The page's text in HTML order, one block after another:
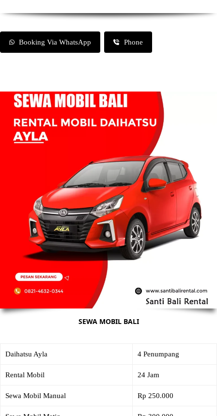
Booking Via WhatsApp Phone
SEWA MOBIL BALI
Daihatsu Ayla 4 Penumpang
Rental Mobil 24 Jam
Sewa Mobil Manual Rp 250.000